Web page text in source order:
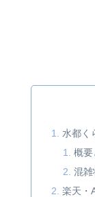
水都く
概要
混雑
楽天・